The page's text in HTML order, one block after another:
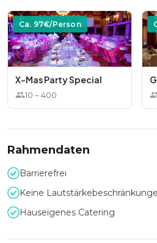
Ca. 97€/Person
X-Mas Party Special
10 –400
Rahmendaten
Barrierefrei
Keine
Hauseigenes Catering